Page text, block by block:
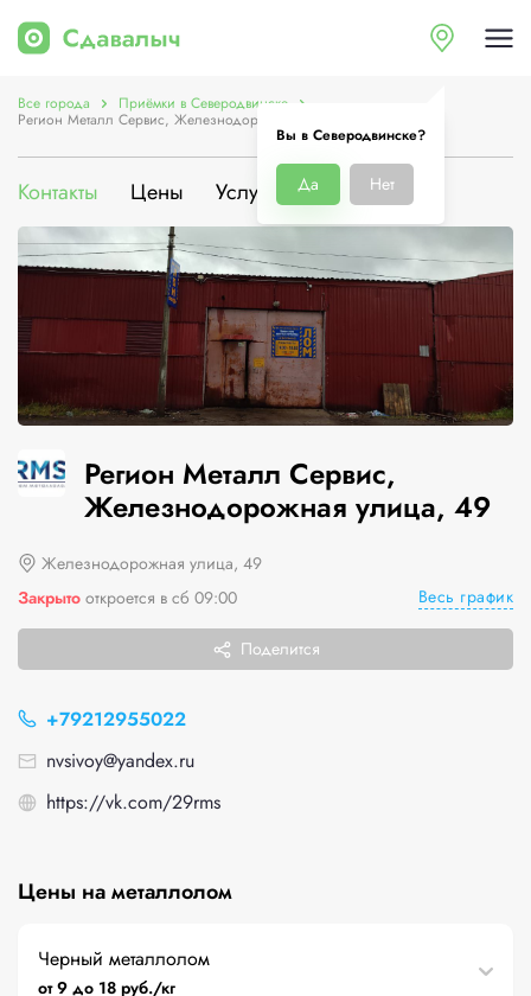
Вы в Северодвинске?
Да Нет
Все города Приёмки в Северодвинске
Регион Металл Сервис, Железнодорожная улица, 49
Контакты Цены Услуги О компании
Регион Металл Сервис,
Железнодорожная улица, 49
Железнодорожная улица, 49
Закрыто откроется в сб 09:00 Весь график
Поделится
+79212955022
nvsivoy@yandex.ru
https://vk.com/29rms
Цены на металлолом
Черный металлолом
от 9 до 18 руб./кг